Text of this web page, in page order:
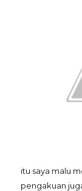
itu saya malu
pengakuan